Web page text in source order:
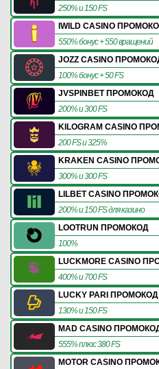
250% и 150 FS
IWILD CASINO
550% бонус + 550 вращений
JOZZ CASINO
100% бонус + 50 FS
JVSPINBET ПРОМОКОД
200% и 300 FS
KILOGRAM CASINO
200 FS и 325%
KRAKEN CASINO
300% и 300 FS
LILBET CASINO
200% и 150 FS для казино
LOOTRUN ПРОМОКОД
100%
LUCKMORE CASINO
400% и 700 FS
LUCKY PARI ПРОМОКОД
130% и 150 FS
MAD CASINO
555% плюс 380 FS
MOTOR CASINO